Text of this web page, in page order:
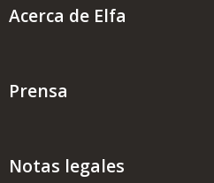
Acerca de Elfa
Prensa
Notas legales